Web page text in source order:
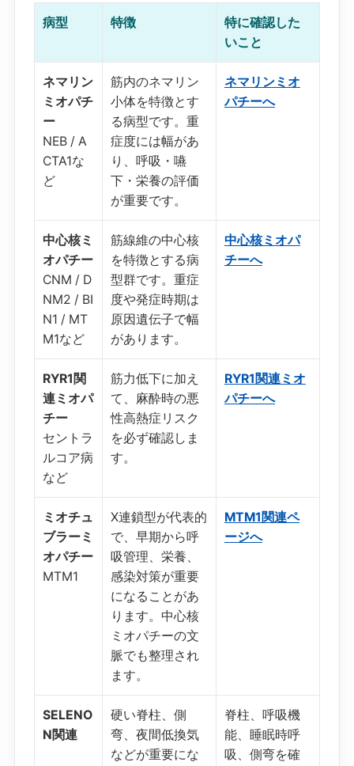
病型 特徴
特に確認した
いこと
ネマリン
ミオパチ
ー
NEB / A
CTA1な
ど
筋内のネマリン
小体を特徴とす
る病型です。重
症度には幅があ
り、呼吸・嚥
下・栄養の評価
が重要です。
ネマリンミオ
パチーへ
中心核ミ
オパチー
CNM / D
NM2 / BI
N1 / MT
M1など
筋線維の中心核
を特徴とする病
型群です。重症
度や発症時期は
原因遺伝子で幅
があります。
中心核ミオパ
チーへ
RYR1関
連ミオパ
チー
セントラ
ルコア病
など
筋力低下に加え
て、麻酔時の悪
性高熱症リスク
を必ず確認しま
す。
RYR1関連ミオ
パチーへ
ミオチュ
ブラーミ
オパチー
MTM1
X連鎖型が代表的
で、早期から呼
吸管理、栄養、
感染対策が重要
になることがあ
ります。中心核
ミオパチーの文
脈でも整理され
ます。
MTM1関連ペ
ージへ
SELENO
N関連
硬い脊柱、側
弯、夜間低換気
などが重要にな
脊柱、呼吸機
能、睡眠時呼
吸、側弯を確